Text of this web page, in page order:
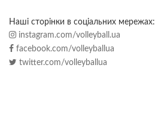
Наші сторінки в соціальних мережах:
instagram.com/volleyball.ua
facebook.com/volleyballua
twitter.com/volleyballua